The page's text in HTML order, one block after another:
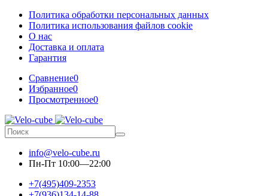
Политика обработки персональных данных
Политика использования файлов cookie
О нас
Доставка и оплата
Гарантия
Сравнение0
Избранное0
Просмотренное0
info@velo-cube.ru
Пн-Пт 10:00—22:00
+7(495)409-2353